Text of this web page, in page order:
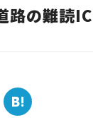
路の難読IC